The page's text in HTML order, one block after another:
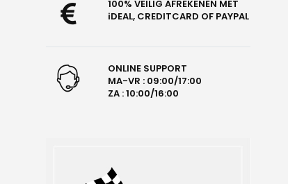
100% VEILIG AFREKENEN MET
iDEAL, CREDITCARD OF PAYPAL
ONLINE SUPPORT
MA-VR : 09:00/17:00
ZA : 10:00/16:00